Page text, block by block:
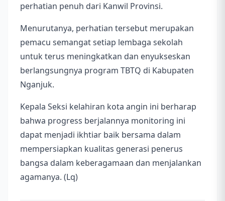
perhatian penuh dari Kanwil Provinsi.
Menurutanya, perhatian tersebut merupakan
pemacu semangat setiap lembaga sekolah
untuk terus meningkatkan dan enyukseskan
berlangsungnya program TBTQ di Kabupaten
Nganjuk.
Kepala Seksi kelahiran kota angin ini berharap
bahwa progress berjalannya monitoring ini
dapat menjadi ikhtiar baik bersama dalam
mempersiapkan kualitas generasi penerus
bangsa dalam keberagamaan dan menjalankan
agamanya. (Lq)